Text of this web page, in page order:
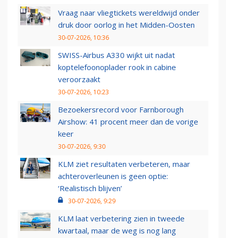
Vraag naar vliegtickets wereldwijd onder
druk door oorlog in het Midden-Oosten
30-07-2026, 10:36
SWISS-Airbus A330 wijkt uit nadat
koptelefoonoplader rook in cabine
veroorzaakt
30-07-2026, 10:23
Bezoekersrecord voor Farnborough
Airshow: 41 procent meer dan de vorige
keer
30-07-2026, 9:30
KLM ziet resultaten verbeteren, maar
achteroverleunen is geen optie:
‘Realistisch blijven’
30-07-2026, 9:29
KLM laat verbetering zien in tweede
kwartaal, maar de weg is nog lang